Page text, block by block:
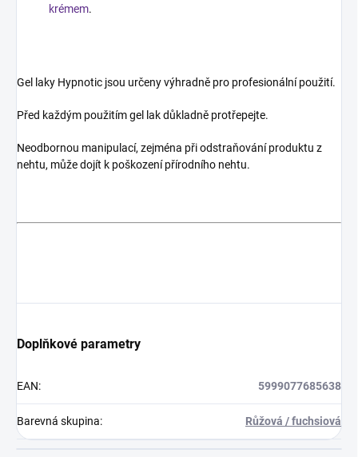
krémem.
Gel laky Hypnotic jsou určeny výhradně pro profesionální použití.
Před každým použitím gel lak důkladně protřepejte.
Neodbornou manipulací, zejména při odstraňování produktu z
nehtu, může dojít k poškození přírodního nehtu.
Doplňkové parametry
EAN: 5999077685638
Barevná skupina: Růžová / fuchsiová